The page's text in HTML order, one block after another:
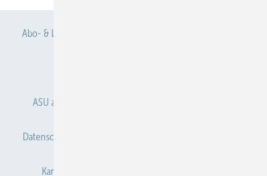
Abo- & Leserservice
ASU abonnieren
Datenschutz
Karriere bei Gentner